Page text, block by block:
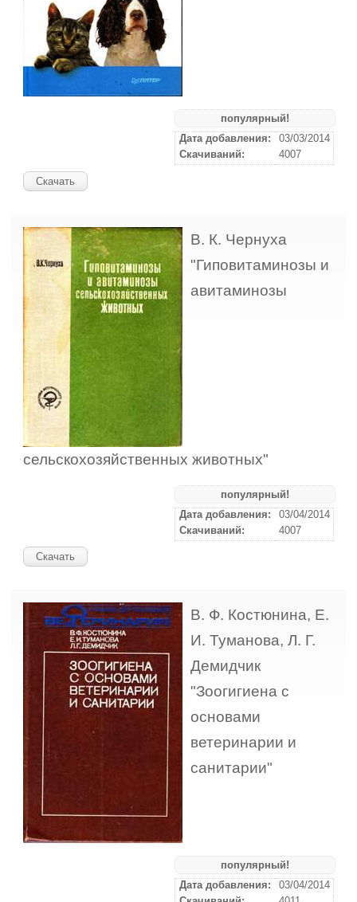
популярный!
Дата добавления:
03/03/2014
Скачиваний:
4007
Скачать
В. К. Чернуха
"Гиповитаминозы и
авитаминозы
сельскохозяйственных животных"
популярный!
Дата добавления:
03/04/2014
Скачиваний:
4007
Скачать
В. Ф. Костюнина, Е.
И. Туманова, Л. Г.
Демидчик
"Зоогигиена с
основами
ветеринарии и
санитарии"
популярный!
Дата добавления:
03/04/2014